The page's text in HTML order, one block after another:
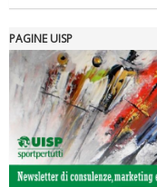
PAGINE UISP